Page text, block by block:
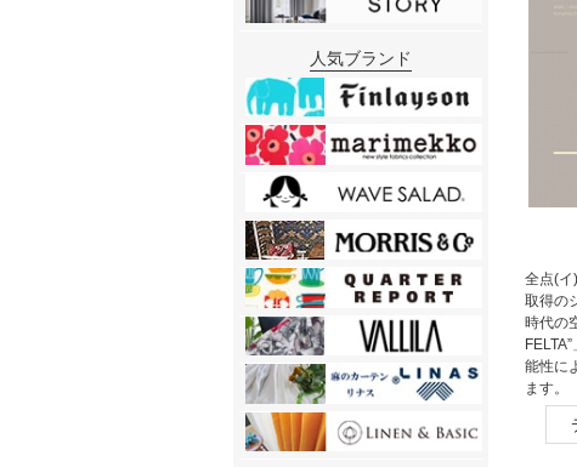
全点(イ
取得の
時代の
能性に
ます。
人気ブランド